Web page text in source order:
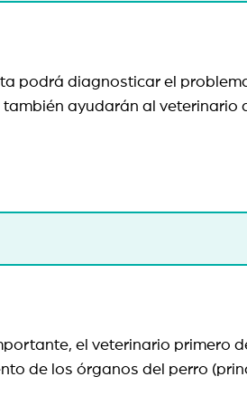
podrá diagnosticar el
ayudarán al veterinario
el veterinario primero
de los órganos del perro